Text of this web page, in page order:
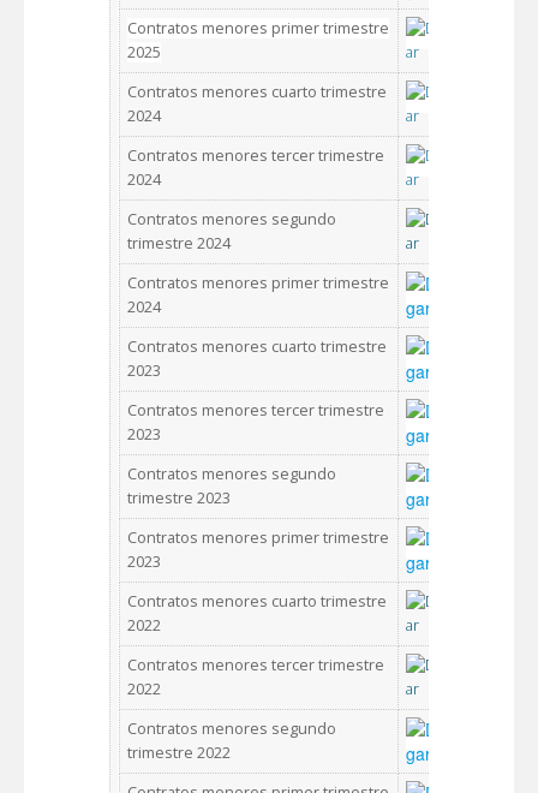
Contratos menores primer trimestre
2025
Contratos menores cuarto trimestre
2024
Contratos menores tercer trimestre
2024
Contratos menores segundo
trimestre 2024
Contratos menores primer trimestre
2024
Contratos menores cuarto trimestre
2023
Contratos menores tercer trimestre
2023
Contratos menores segundo
trimestre 2023
Contratos menores primer trimestre
2023
Contratos menores cuarto trimestre
2022
Contratos menores tercer trimestre
2022
Contratos menores segundo
trimestre 2022